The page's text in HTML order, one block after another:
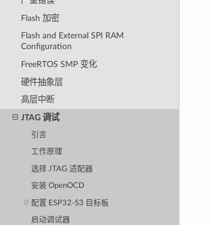
Flash 加密
Flash and External SPI RAM
Configuration
FreeRTOS SMP 变化
硬件抽象层
高层中断
JTAG 调试
引言
工作原理
选择 JTAG 适配器
安装 OpenOCD
配置 ESP32-S3 目标板
启动调试器